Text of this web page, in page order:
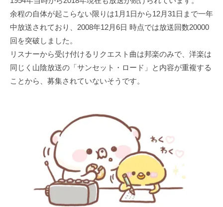
余程の自体が起こらない限りは1月1日から12月31日まで一年
中放送されており、2008年12月6日 時点では放送回数20000
回を突破しました。
リスナーから受け付けるリクエスト曲は邦楽のみで、洋楽は
同じく山陰放送の「サンセット・ロード」と内容が重複する
ことから、募集されていないそうです。